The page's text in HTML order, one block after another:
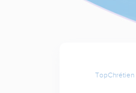
TopChrétien